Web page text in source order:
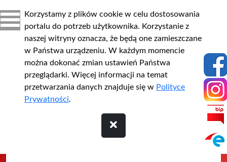
Korzystamy z plików cookie w celu dostosowania
portalu do potrzeb użytkownika. Korzystanie z
naszej witryny oznacza, że będą one zamieszczane
w Państwa urządzeniu. W każdym momencie
można dokonać zmian ustawień Państwa
przeglądarki. Więcej informacji na temat
przetwarzania danych znajduje się w Polityce
Prywatności.